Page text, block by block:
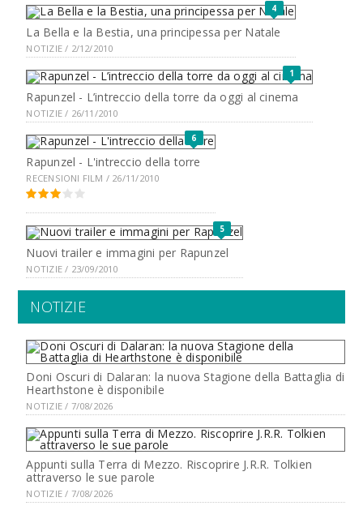
4
La Bella e la Bestia, una principessa per Natale
NOTIZIE / 2/12/2010
1
Rapunzel - L’intreccio della torre da oggi al cinema
NOTIZIE / 26/11/2010
6
Rapunzel - L'intreccio della torre
RECENSIONI FILM / 26/11/2010
5
Nuovi trailer e immagini per Rapunzel
NOTIZIE / 23/09/2010
NOTIZIE
Doni Oscuri di Dalaran: la nuova Stagione della Battaglia di
Hearthstone è disponibile
NOTIZIE / 7/08/2026
Appunti sulla Terra di Mezzo. Riscoprire J.R.R. Tolkien
attraverso le sue parole
NOTIZIE / 7/08/2026